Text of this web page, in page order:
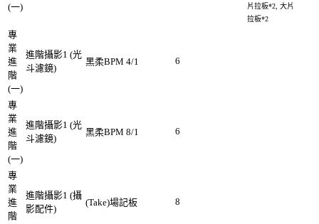
(一)
片拉板*2, 大片
拉板*2
專
業
進
階
(一)
進階攝影1 (光
斗濾鏡)
黑柔BPM 4/1 6
專
業
進
階
(一)
進階攝影1 (光
斗濾鏡)
黑柔BPM 8/1 6
專
業
進
階
進階攝影1 (攝
影配件)
(Take)場記板 8